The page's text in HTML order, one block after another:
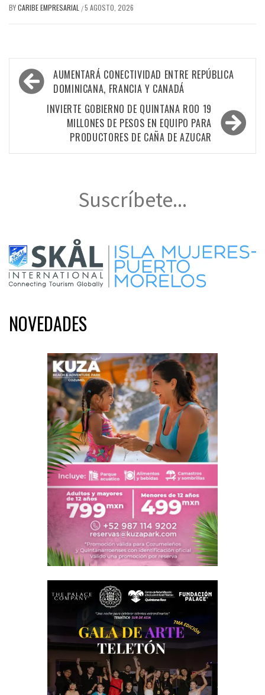
BYCARIBE EMPRESARIAL /5 AGOSTO, 2026
Navegación
de
entradas
AUMENTARÁ CONECTIVIDAD ENTRE REPÚBLICA
DOMINICANA, FRANCIA Y CANADÁ
INVIERTE GOBIERNO DE QUINTANA ROO 19
MILLONES DE PESOS EN EQUIPO PARA
PRODUCTORES DE CAÑA DE AZUCAR
Suscríbete...
NOVEDADES